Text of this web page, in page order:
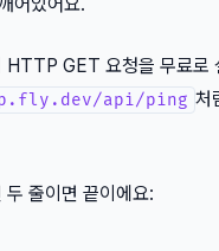
HTTP GET 요청을 무료로
api/ping 처
줄이면 끝이에요: